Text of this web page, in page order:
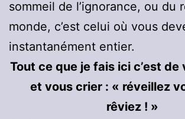
sommeil de l’ignorance, ou du
monde, c’est celui où vous
instantanément entier.
Tout ce que je fais ici c’est de
et vous crier : « réveillez
rêviez ! »